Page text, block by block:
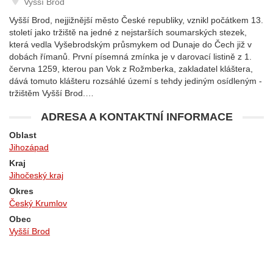
Vyšší Brod, nejjižnější město České republiky, vznikl počátkem 13.
století jako tržiště na jedné z nejstarších soumarských stezek,
která vedla Vyšebrodským průsmykem od Dunaje do Čech již v
dobách římanů. První písemná zmínka je v darovací listině z 1.
června 1259, kterou pan Vok z Rožmberka, zakladatel kláštera,
dává tomuto klášteru rozsáhlé území s tehdy jediným osídleným -
tržištěm Vyšší Brod.…
ADRESA A KONTAKTNÍ INFORMACE
Oblast
Jihozápad
Kraj
Jihočeský kraj
Okres
Český Krumlov
Obec
Vyšší Brod